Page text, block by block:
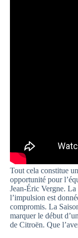
Tout cela constitue
opportunité pour
Jean-Éric Vergne.
l’impulsion est
compromis. La
marquer le début
de Citroën. Que